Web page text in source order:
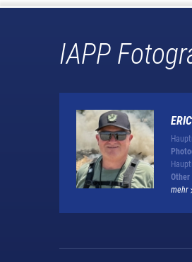
IAPP
ERIC
Other
mehr